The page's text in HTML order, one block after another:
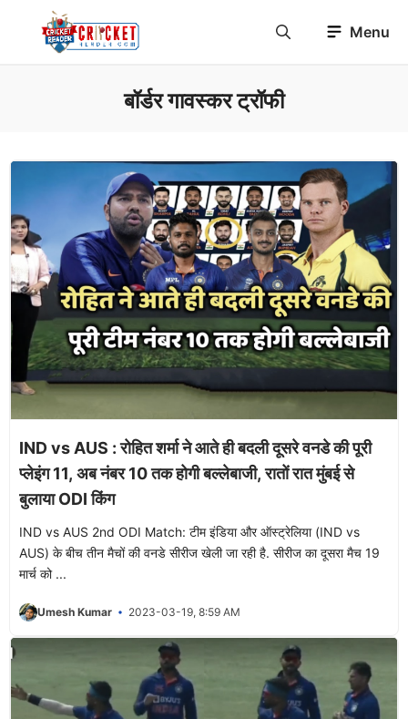
Menu
बॉर्डर गावस्कर ट्रॉफी
IND vs AUS : रोहित शर्मा ने आते ही बदली दूसरे वनडे की पूरी
प्लेइंग 11, अब नंबर 10 तक होगी बल्लेबाजी, रातों रात मुंबई से
बुलाया ODI किंग
IND vs AUS 2nd ODI Match: टीम इंडिया और ऑस्ट्रेलिया (IND vs
AUS) के बीच तीन मैचों की वनडे सीरीज खेली जा रही है. सीरीज का दूसरा मैच 19
मार्च को ...
Umesh Kumar 2023-03-19, 8:59 AM